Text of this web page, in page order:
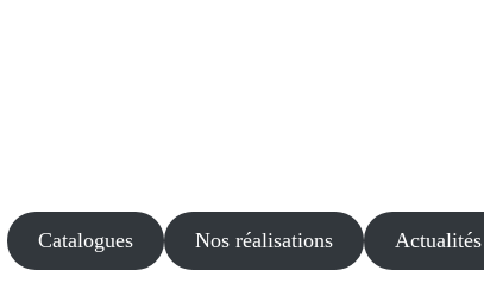
Catalogues Nos réalisations Actualités